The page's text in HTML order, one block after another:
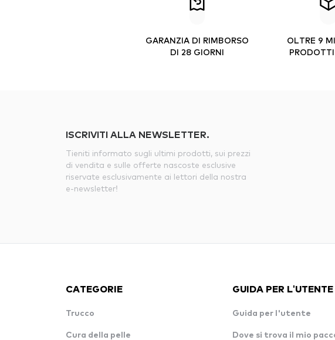
GARANZIA DI RIMBORSO
DI 28 GIORNI
OLTRE 9
ISCRIVITI ALLA NEWSLETTER.
Tieniti informato sugli ultimi prodotti, sui prezzi
di vendita e sulle offerte nascoste esclusive
riservate esclusivamente ai lettori della nostra
e-newsletter!
CATEGORIE
Trucco
Cura della pelle
GUIDA PER L'UTENTE
Guida per l'utente
Dove si trova il mio